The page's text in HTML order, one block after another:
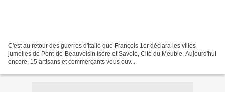
C'est au retour des guerres d'Italie que François 1er déclara les villes
jumelles de Pont-de-Beauvoisin Isère et Savoie, Cité du Meuble. Aujourd'hui
encore, 15 artisans et commerçants vous ouv...